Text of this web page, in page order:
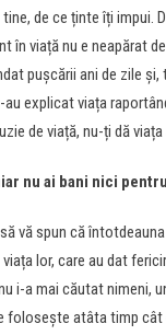
de ce ținte îți impui.
în viață nu e neapărat
pușcării ani de zile
explicat viața
de viață, nu-ți dă
nu ai bani nici
vă spun că
lor, care au dat
i-a mai căutat nimeni,
atâta timp cât